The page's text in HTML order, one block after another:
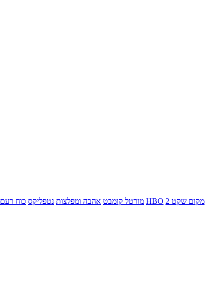
מקום שקט 2 HBO מורטל קומבט אהבה ומפלצות נטפליקס כוח רעם